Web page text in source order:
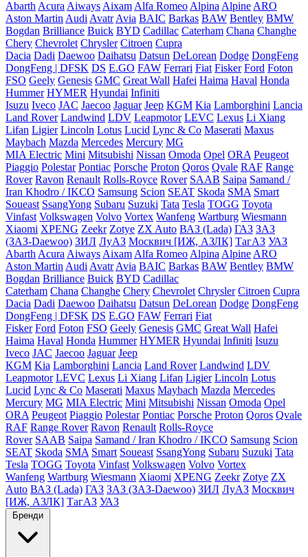
Abarth Acura Aiways Aixam Alfa Romeo Alpina Alpine ARO
Aston Martin Audi Avatr Avia BAIC Barkas BAW Bentley BMW
Bogdan Brilliance Buick BYD Cadillac Caterham Chana Changhe
Chery Chevrolet Chrysler Citroen Cupra
Dacia Dadi Daewoo Daihatsu Datsun DeLorean Dodge DongFeng
DongFeng | DFSK DS E.GO FAW Ferrari Fiat Fisker Ford Foton
FSO Geely Genesis GMC Great Wall Hafei Haima Haval Honda
Hummer HYMER Hyundai Infiniti
Isuzu Iveco JAC Jaecoo Jaguar Jeep KGM Kia Lamborghini Lancia
Land Rover Landwind LDV Leapmotor LEVC Lexus Li Xiang
Lifan Ligier Lincoln Lotus Lucid Lync & Co Maserati Maxus
Maybach Mazda Mercedes Mercury MG
MIA Electric Mini Mitsubishi Nissan Omoda Opel ORA Peugeot
Piaggio Polestar Pontiac Porsche Proton Qoros Qvale RAF Range
Rover Ravon Renault Rolls-Royce Rover SAAB Saipa Samand /
Iran Khodro / IKCO Samsung Scion SEAT Skoda SMA Smart
Soueast SsangYong Subaru Suzuki Tata Tesla TOGG Toyota
Vinfast Volkswagen Volvo Vortex Wanfeng Wartburg Wiesmann
Xiaomi XPENG Zeekr Zotye ZX Auto ВАЗ (Lada) ГАЗ ЗАЗ
(ЗАЗ-Daewoo) ЗИЛ ЛуАЗ Москвич [ИЖ, АЗЛК] ТагАЗ УАЗ
Abarth Acura Aiways Aixam Alfa Romeo Alpina Alpine ARO
Aston Martin Audi Avatr Avia BAIC Barkas BAW Bentley BMW
Bogdan Brilliance Buick BYD Cadillac
Caterham Chana Changhe Chery Chevrolet Chrysler Citroen Cupra
Dacia Dadi Daewoo Daihatsu Datsun DeLorean Dodge DongFeng
DongFeng | DFSK DS E.GO FAW Ferrari Fiat
Fisker Ford Foton FSO Geely Genesis GMC Great Wall Hafei
Haima Haval Honda Hummer HYMER Hyundai Infiniti Isuzu
Iveco JAC Jaecoo Jaguar Jeep
KGM Kia Lamborghini Lancia Land Rover Landwind LDV
Leapmotor LEVC Lexus Li Xiang Lifan Ligier Lincoln Lotus
Lucid Lync & Co Maserati Maxus Maybach Mazda Mercedes
Mercury MG MIA Electric Mini Mitsubishi Nissan Omoda Opel
ORA Peugeot Piaggio Polestar Pontiac Porsche Proton Qoros Qvale
RAF Range Rover Ravon Renault Rolls-Royce
Rover SAAB Saipa Samand / Iran Khodro / IKCO Samsung Scion
SEAT Skoda SMA Smart Soueast SsangYong Subaru Suzuki Tata
Tesla TOGG Toyota Vinfast Volkswagen Volvo Vortex
Wanfeng Wartburg Wiesmann Xiaomi XPENG Zeekr Zotye ZX
Auto ВАЗ (Lada) ГАЗ ЗАЗ (ЗАЗ-Daewoo) ЗИЛ ЛуАЗ Москвич
[ИЖ, АЗЛК] ТагАЗ УАЗ
Бренди